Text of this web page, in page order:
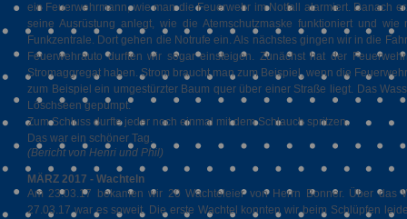
ein Feuerwehrmann, wie man die Feuerwehr im Notfall alarmiert. Danach
seine Ausrüstung anlegt, wie die Atemschutzmaske funktioniert und
Funkzentrale. Dort gehen die Notrufe ein. Als nächstes gingen wir in die
Feuerwehrauto durften wir sogar einsteigen. Zunächst hat der
Stromaggregat haben. Strom braucht man zum Beispiel, wenn die
zum Beispiel ein umgestürzter Baum quer über einer Straße liegt. Das
Löschseen gepumpt.
Zum Schluss durfte jeder noch einmal mit dem Schlauch spritzen.
Das war ein schöner Tag.
(Bericht von Henri und Phil)
MÄRZ 2017 - Wachteln
Am 23.03.17 bekamen wir 20 Wachteleier von Herrn Bonner. Über das
27.03.17 war es soweit. Die erste Wachtel konnten wir beim Schlüpfen